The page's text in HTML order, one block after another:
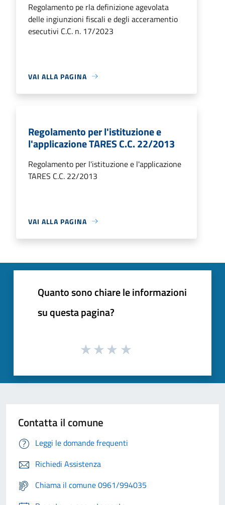
Regolamento pe rla definizione agevolata
delle ingiunzioni fiscali e degli acceramentio
esecutivi C.C. n. 17/2023
VAI ALLA PAGINA
Regolamento per l'istituzione e
l'applicazione TARES C.C. 22/2013
Regolamento per l'istituzione e l'applicazione
TARES C.C. 22/2013
VAI ALLA PAGINA
Quanto sono chiare le informazioni
su questa pagina?
Contatta il comune
Leggi le domande frequenti
Richiedi Assistenza
Chiama il comune 0961/994035